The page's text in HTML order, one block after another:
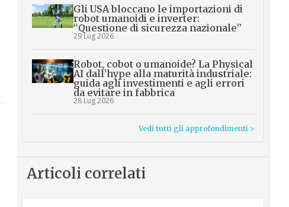
Gli USA bloccano le importazioni di
robot umanoidi e inverter:
“Questione di sicurezza nazionale”
29 Lug 2026
Robot, cobot o umanoide? La Physical
AI dall’hype alla maturità industriale:
guida agli investimenti e agli errori
da evitare in fabbrica
28 Lug 2026
Vedi tutti gli approfondimenti >
Articoli correlati